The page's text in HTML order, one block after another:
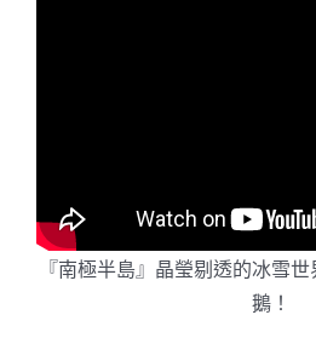
『南極半島』晶瑩剔透的冰雪
鵝！